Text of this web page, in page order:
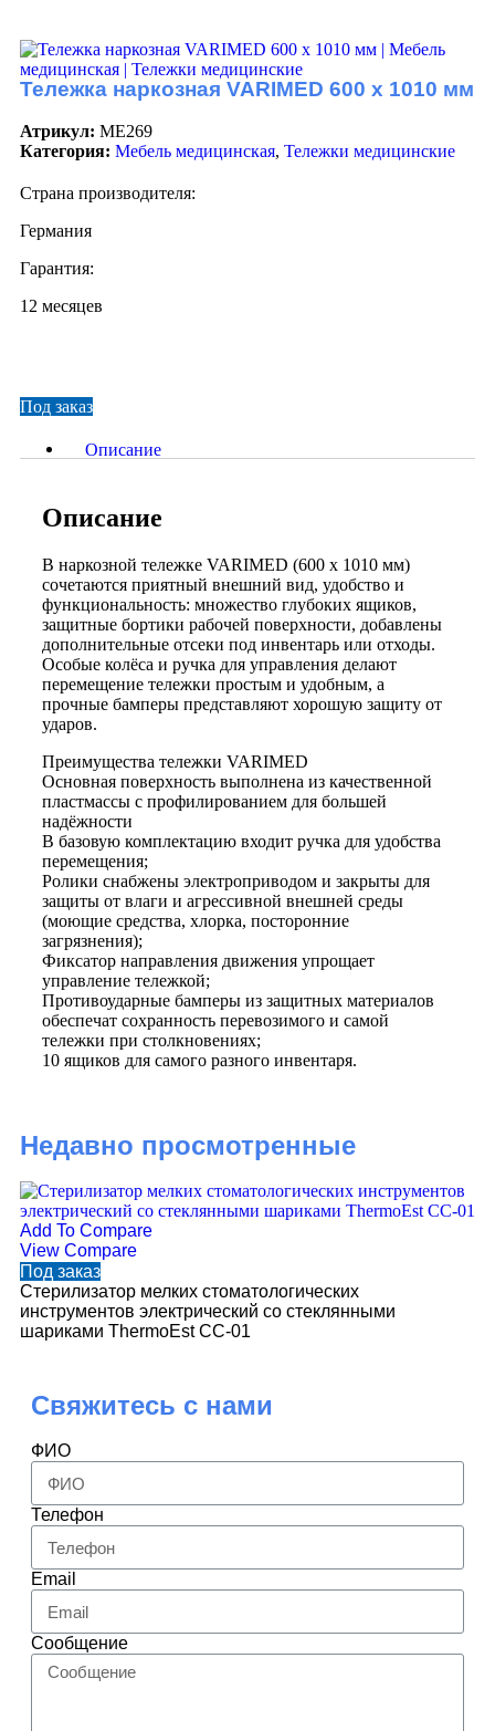
Тележка наркозная VARIMED 600 х 1010 мм
Атрикул: ME269
Категория: Мебель медицинская, Тележки медицинские
Страна производителя:
Германия
Гарантия:
12 месяцев
Под заказ
Описание
Описание
В наркозной тележке VARIMED (600 х 1010 мм)
сочетаются приятный внешний вид, удобство и
функциональность: множество глубоких ящиков,
защитные бортики рабочей поверхности, добавлены
дополнительные отсеки под инвентарь или отходы.
Особые колёса и ручка для управления делают
перемещение тележки простым и удобным, а
прочные бамперы представляют хорошую защиту от
ударов.
Преимущества тележки VARIMED
Основная поверхность выполнена из качественной
пластмассы с профилированием для большей
надёжности
В базовую комплектацию входит ручка для удобства
перемещения;
Ролики снабжены электроприводом и закрыты для
защиты от влаги и агрессивной внешней среды
(моющие средства, хлорка, посторонние
загрязнения);
Фиксатор направления движения упрощает
управление тележкой;
Противоударные бамперы из защитных материалов
обеспечат сохранность перевозимого и самой
тележки при столкновениях;
10 ящиков для самого разного инвентаря.
Недавно просмотренные
Add To Compare
View Compare
Под заказ
Стерилизатор мелких стоматологических
инструментов электрический со стеклянными
шариками ThermoEst CC-01
Свяжитесь с нами
ФИО
Телефон
Email
Сообщение